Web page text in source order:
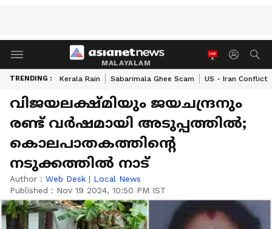
MALAYALAM
TRENDING : Kerala Rain Sabarimala Ghee Scam US - Iran Conflict
വിജയലക്ഷ്മിയും ജയചന്ദ്രനും
രണ്ട് വർഷമായി അടുപ്പത്തിൽ;
കൊലപാതകത്തിന്റെ
നടുക്കത്തിൽ നാട്
Author : Web Desk | Local News
Published : Nov 19 2024, 10:50 PM IST